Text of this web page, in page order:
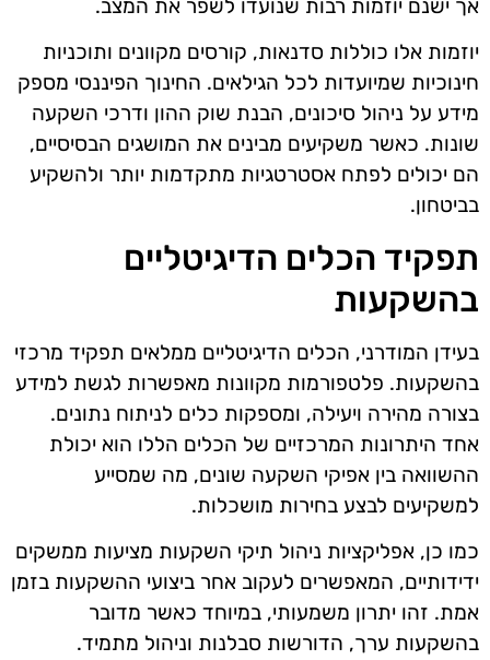
אך ישנם יוזמות רבות שנועדו לשפר את המצב.
יוזמות אלו כוללות סדנאות, קורסים מקוונים ותוכניות
חינוכיות שמיועדות לכל הגילאים. החינוך הפיננסי מספק
מידע על ניהול סיכונים, הבנת שוק ההון ודרכי השקעה
שונות. כאשר משקיעים מבינים את המושגים הבסיסיים,
הם יכולים לפתח אסטרטגיות מתקדמות יותר ולהשקיע
בביטחון.
תפקיד הכלים הדיגיטליים
בהשקעות
בעידן המודרני, הכלים הדיגיטליים ממלאים תפקיד מרכזי
בהשקעות. פלטפורמות מקוונות מאפשרות לגשת למידע
בצורה מהירה ויעילה, ומספקות כלים לניתוח נתונים.
אחד היתרונות המרכזיים של הכלים הללו הוא יכולת
ההשוואה בין אפיקי השקעה שונים, מה שמסייע
למשקיעים לבצע בחירות מושכלות.
כמו כן, אפליקציות ניהול תיקי השקעות מציעות ממשקים
ידידותיים, המאפשרים לעקוב אחר ביצועי ההשקעות בזמן
אמת. זהו יתרון משמעותי, במיוחד כאשר מדובר
בהשקעות ערך, הדורשות סבלנות וניהול מתמיד.